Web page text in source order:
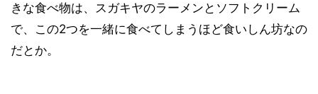
きな食べ物は、スガキヤのラーメンとソフトクリーム
で、この2つを一緒に食べてしまうほど食いしん坊なの
だとか。